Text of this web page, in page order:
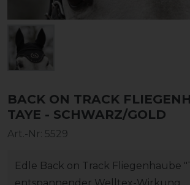
BACK ON TRACK
TAYE - SCHWARZ/GOLD
Art.-Nr: 5529
Edle Back on Track Fliegenhaube